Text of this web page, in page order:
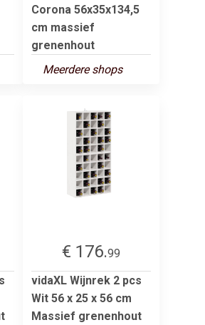
Corona 56x35x134,5
cm massief
grenenhout
Meerdere shops
€ 176.99
vidaXL Wijnrek 2 pcs
Wit 56 x 25 x 56 cm
Massief grenenhout